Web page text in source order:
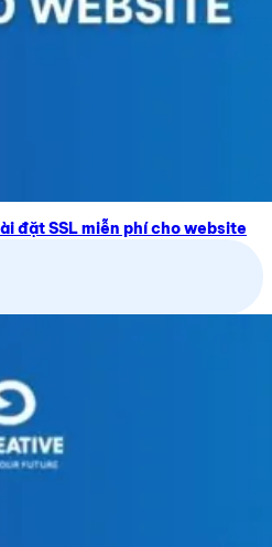
đặt SSL miễn phí cho website